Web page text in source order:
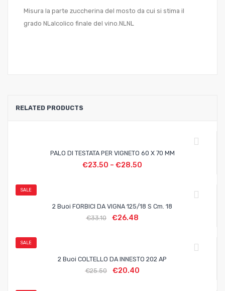
Misura la parte zuccherina del mosto da cui si stima il
grado NLalcolico finale del vino.NLNL
RELATED PRODUCTS
PALO DI TESTATA PER VIGNETO 60 X 70 MM
€23.50 – €28.50
SALE
2 Buoi FORBICI DA VIGNA 125/18 S Cm. 18
€33.10 €26.48
SALE
2 Buoi COLTELLO DA INNESTO 202 AP
€25.50 €20.40